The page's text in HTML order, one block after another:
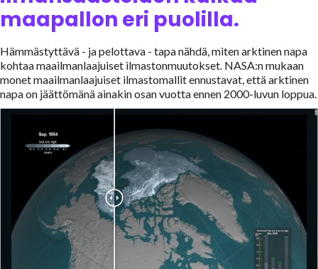
maapallon eri puolilla.
Hämmästyttävä - ja pelottava - tapa nähdä, miten arktinen napa
kohtaa maailmanlaajuiset ilmastonmuutokset. NASA:n mukaan
monet maailmanlaajuiset ilmastomallit ennustavat, että arktinen
napa on jäättömänä ainakin osan vuotta ennen 2000-luvun loppua.